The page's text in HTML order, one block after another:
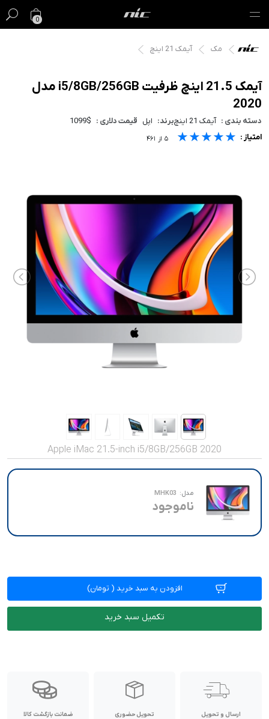
0
گیفت کارت
فروش ویژه
آیفون
اپل واچ
لوازم جانبی
صدا و تصویر
قیمت روز
محصولات کارکرده
مک آیمک 21 اینچ
Apple iMac 21.5-inch i5/8GB/256GB 2020
مدل: MHK03
ناموجود
افزودن به سبد خرید ( تومان)
تکمیل سبد خرید
آيمک 21.5 اینچ ظرفیت i5/8GB/256GB مدل
2020
دسته بندی : آیمک 21 اینچ برند: اپل قیمت دلاری : 1099$
امتیاز : ★★★★★
★★★★★
★★★★★ ۵ از ۴۶۱
ارسال و تحویل
تحویل حضوری
ضمانت بازگشت کالا